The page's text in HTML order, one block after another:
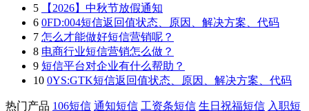
5
【2026】中秋节放假通知
6 0FD:004短信返回值状态、原因、解决方案、代码
7 怎么才能做好短信营销呢？
8 电商行业短信营销怎么做？
9 短信平台对企业有什么帮助？
10 0YS:GTK短信返回值状态、原因、解决方案、代码
热门产品 106短信 通知短信 工资条短信 生日祝福短信 入职短